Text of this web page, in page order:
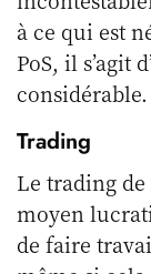
à ce qui est
PoS, il s’agit
considérable.
Trading
Le trading
moyen
de faire